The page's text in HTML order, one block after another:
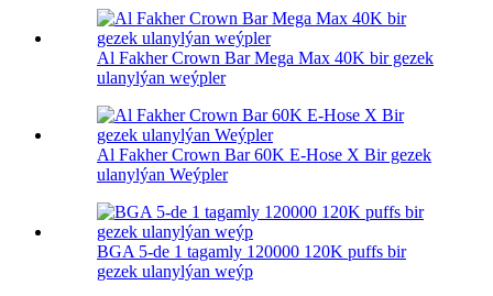
Al Fakher Crown Bar Mega Max 40K bir gezek
ulanylýan weýpler
Al Fakher Crown Bar 60K E-Hose X Bir gezek
ulanylýan Weýpler
BGA 5-de 1 tagamly 120000 120K puffs bir
gezek ulanylýan weýp